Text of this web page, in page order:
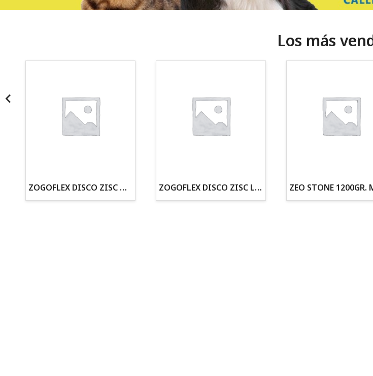
¡Somos Aquanatura!
· Tienda especializada en mascotas
Los más
ZOGOFLEX DISCO ZISC MINI (16CM) FLUORESCENTE ZOGOFLEX DISCO ZISC L (21.6CM) FLUORESCENTE